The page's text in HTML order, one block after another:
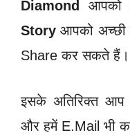
Diamond
आपको
Story आपको
Share कर सकते हैं।
इसके अतिरिक्त
और हमें E.Mail भी